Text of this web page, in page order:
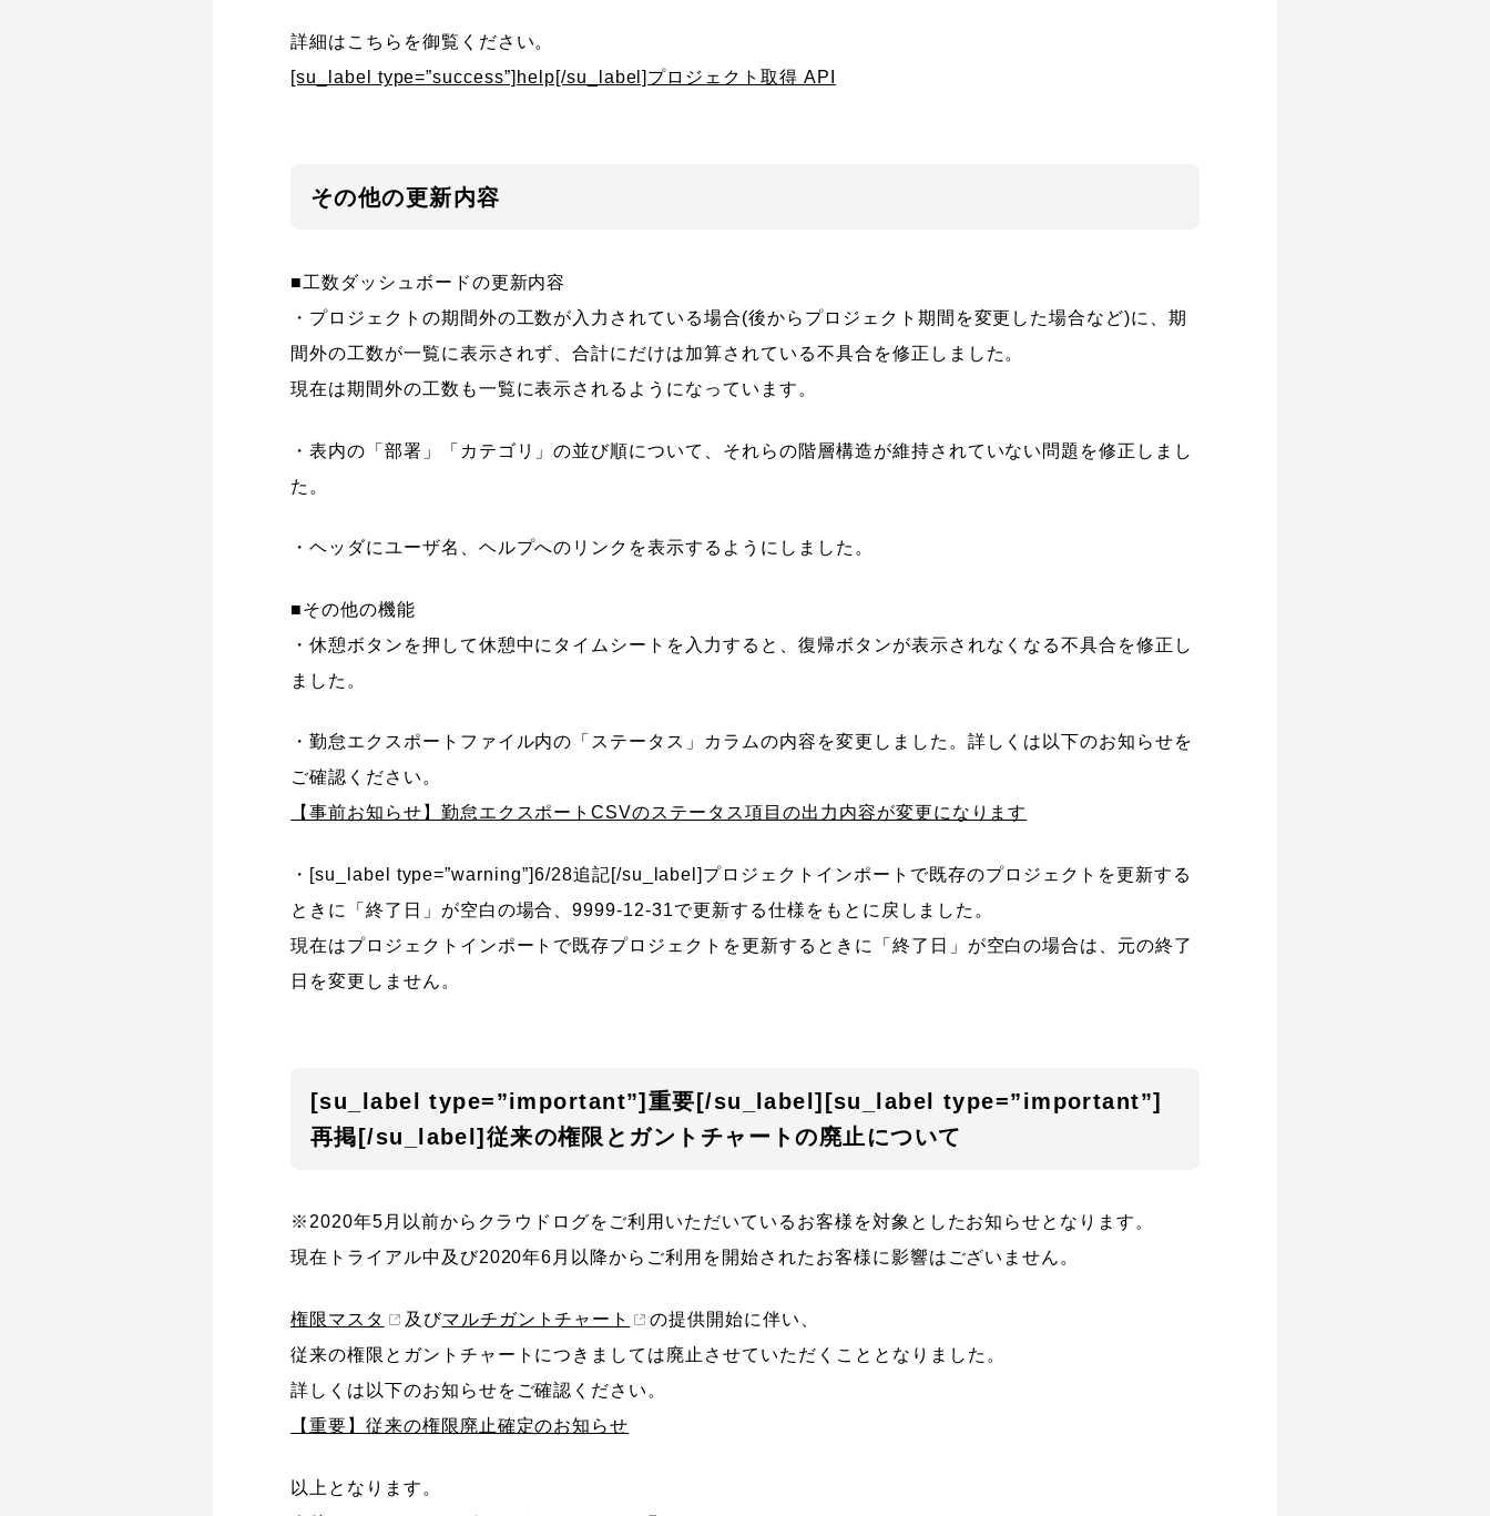
詳細はこちらを御覧ください。
[su_label type=”success”]help[/su_label]プロジェクト取得 API
その他の更新内容
■工数ダッシュボードの更新内容
・プロジェクトの期間外の工数が入力されている場合(後からプロジェクト期間を変更した場合など)に、期
間外の工数が一覧に表示されず、合計にだけは加算されている不具合を修正しました。
現在は期間外の工数も一覧に表示されるようになっています。
・表内の「部署」「カテゴリ」の並び順について、それらの階層構造が維持されていない問題を修正しまし
た。
・ヘッダにユーザ名、ヘルプへのリンクを表示するようにしました。
■その他の機能
・休憩ボタンを押して休憩中にタイムシートを入力すると、復帰ボタンが表示されなくなる不具合を修正し
ました。
・勤怠エクスポートファイル内の「ステータス」カラムの内容を変更しました。詳しくは以下のお知らせを
ご確認ください。
【事前お知らせ】勤怠エクスポートCSVのステータス項目の出力内容が変更になります
・[su_label type=”warning”]6/28追記[/su_label]プロジェクトインポートで既存のプロジェクトを更新する
ときに「終了日」が空白の場合、9999-12-31で更新する仕様をもとに戻しました。
現在はプロジェクトインポートで既存プロジェクトを更新するときに「終了日」が空白の場合は、元の終了
日を変更しません。
[su_label type=”important”]重要[/su_label][su_label type=”important”]
再掲[/su_label]従来の権限とガントチャートの廃止について
※2020年5月以前からクラウドログをご利用いただいているお客様を対象としたお知らせとなります。
現在トライアル中及び2020年6月以降からご利用を開始されたお客様に影響はございません。
権限マスタ 及びマルチガントチャート
の提供開始に伴い、
従来の権限とガントチャートにつきましては廃止させていただくこととなりました。
詳しくは以下のお知らせをご確認ください。
【重要】従来の権限廃止確定のお知らせ
以上となります。